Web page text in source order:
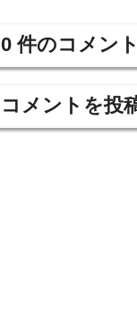
0 件のコメン
コメントを投